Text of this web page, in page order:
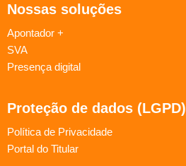
Nossas soluções
Apontador +
SVA
Presença digital
Proteção de dados (LGPD)
Política de Privacidade
Portal do Titular